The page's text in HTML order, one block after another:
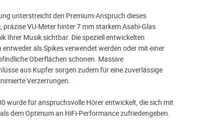
unterstreicht den Premium-Anspruch dieses
präzise VU-Meter hinter 7 mm starkem Asahi-Glas
Ihrer Musik sichtbar. Die speziell entwickelten
als Spikes verwendet werden oder mit einer
Oberflächen schonen. Massive
aus Kupfer sorgen zudem für eine zuverlässige
Verzerrungen.
wurde für anspruchsvolle Hörer entwickelt, die sich mit
dem Optimum an HiFi-Performance zufriedengeben.